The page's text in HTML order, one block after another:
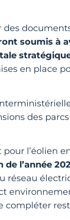
des
soumis à
en place
des
pour l’éolien
l’année
réseau
compléter